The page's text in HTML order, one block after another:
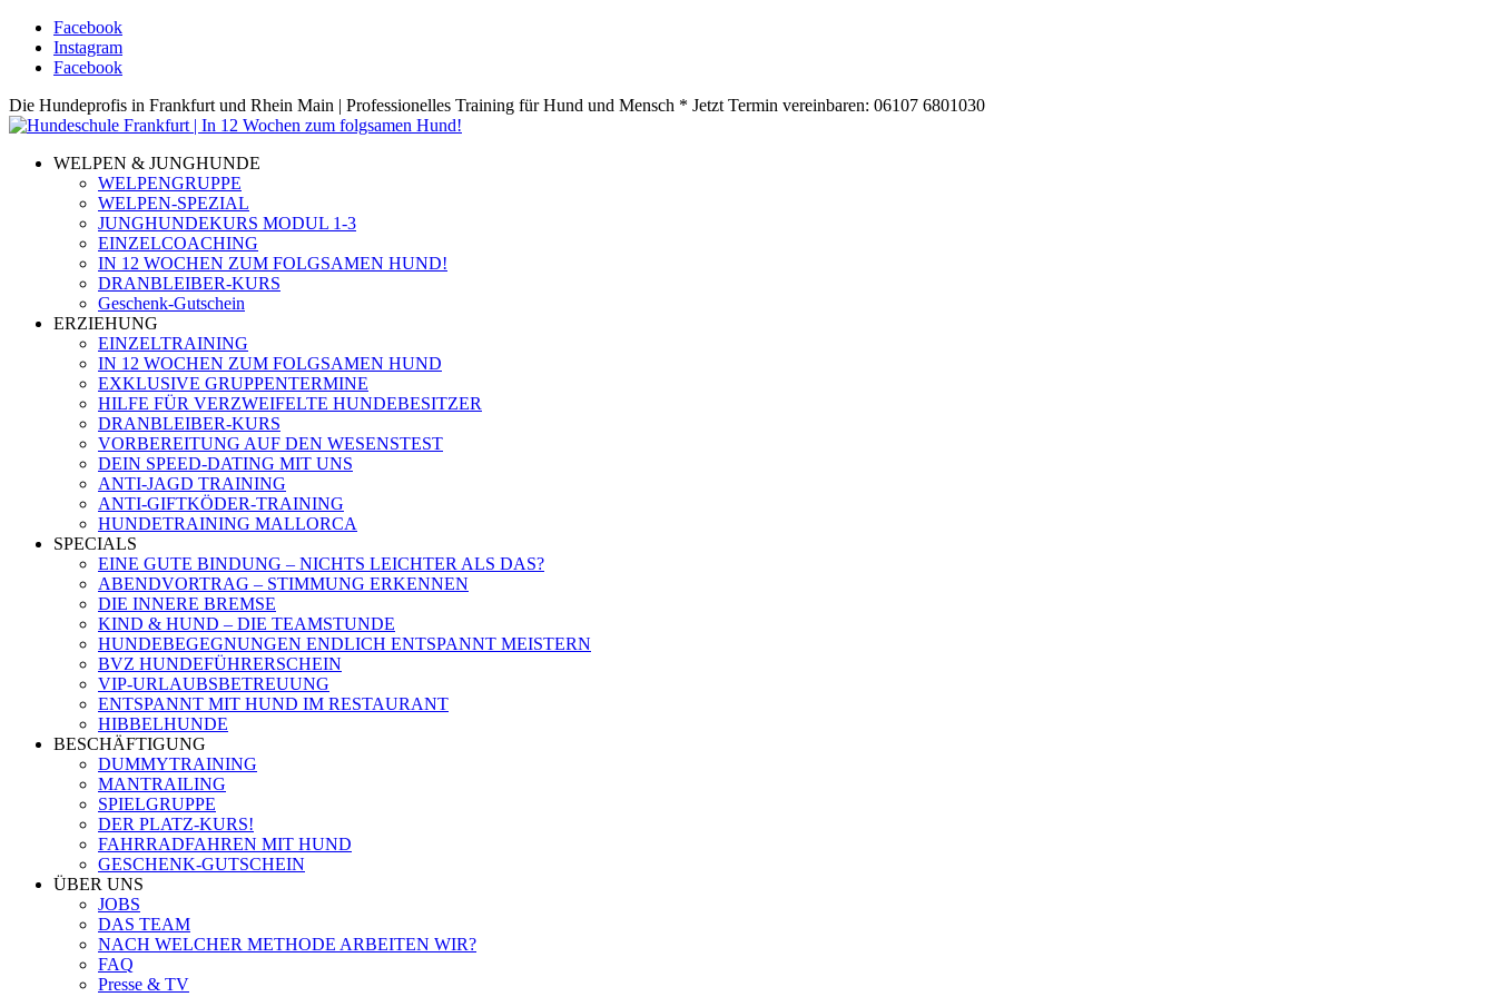
Facebook
Instagram
Facebook
Die Hundeprofis in Frankfurt und Rhein Main | Professionelles Training für Hund und Mensch * Jetzt Termin vereinbaren: 06107 6801030
WELPEN & JUNGHUNDE
WELPENGRUPPE
WELPEN-SPEZIAL
JUNGHUNDEKURS MODUL 1-3
EINZELCOACHING
IN 12 WOCHEN ZUM FOLGSAMEN HUND!
DRANBLEIBER-KURS
Geschenk-Gutschein
ERZIEHUNG
EINZELTRAINING
IN 12 WOCHEN ZUM FOLGSAMEN HUND
EXKLUSIVE GRUPPENTERMINE
HILFE FÜR VERZWEIFELTE HUNDEBESITZER
DRANBLEIBER-KURS
VORBEREITUNG AUF DEN WESENSTEST
DEIN SPEED-DATING MIT UNS
ANTI-JAGD TRAINING
ANTI-GIFTKÖDER-TRAINING
HUNDETRAINING MALLORCA
SPECIALS
EINE GUTE BINDUNG – NICHTS LEICHTER ALS DAS?
ABENDVORTRAG – STIMMUNG ERKENNEN
DIE INNERE BREMSE
KIND & HUND – DIE TEAMSTUNDE
HUNDEBEGEGNUNGEN ENDLICH ENTSPANNT MEISTERN
BVZ HUNDEFÜHRERSCHEIN
VIP-URLAUBSBETREUUNG
ENTSPANNT MIT HUND IM RESTAURANT
HIBBELHUNDE
BESCHÄFTIGUNG
DUMMYTRAINING
MANTRAILING
SPIELGRUPPE
DER PLATZ-KURS!
FAHRRADFAHREN MIT HUND
GESCHENK-GUTSCHEIN
ÜBER UNS
JOBS
DAS TEAM
NACH WELCHER METHODE ARBEITEN WIR?
FAQ
Presse & TV